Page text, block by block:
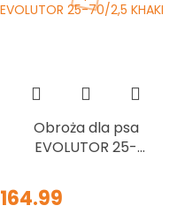
Obroża dla psa
EVOLUTOR 25-
164.99